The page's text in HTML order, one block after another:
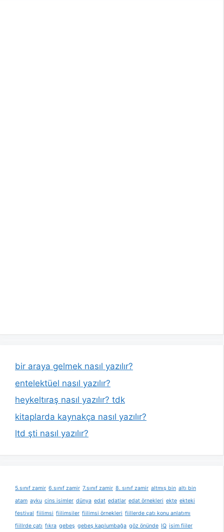
bir araya gelmek nasıl yazılır?
entelektüel nasıl yazılır?
heykeltıraş nasıl yazılır? tdk
kitaplarda kaynakça nasıl yazılır?
ltd şti nasıl yazılır?
5.sınıf zamir 6.sınıf zamir 7.sınıf zamir 8. sınıf zamir altmış bin altı bin
atam ayku cins isimler dünya edat edatlar edat örnekleri ekte ekteki
festival fiilimsi fiilimsiler fiilimsi örnekleri fiillerde çatı konu anlatımı
fiillrde çatı fıkra gebeş gebeş kaplumbağa göz önünde IQ isim fiiler